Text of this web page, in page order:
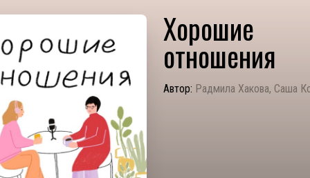
Хорошие
отношения
Автор: Радмила Хакова, Саша